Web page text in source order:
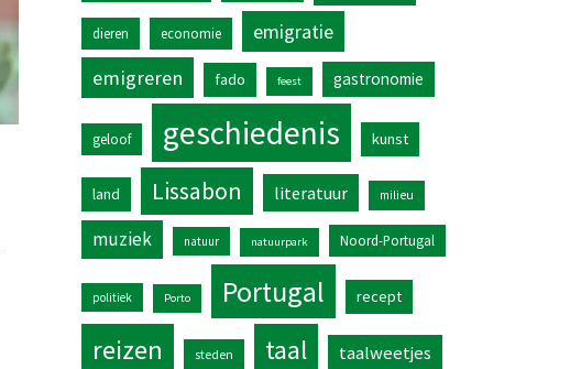
dieren economie
emigratie
emigreren
fado feest gastronomie
geloof geschiedenis kunst
land Lissabon literatuur milieu
muziek natuur natuurpark Noord-Portugal
politiek Porto Portugal recept
reizen steden taal taalweetjes